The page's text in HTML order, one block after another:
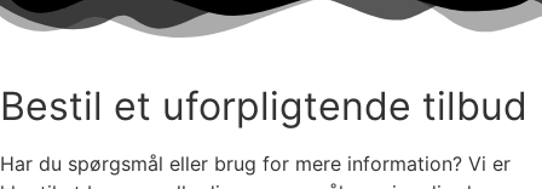
Bestil et uforpligtende tilbud
Har du spørgsmål eller brug for mere information? Vi er